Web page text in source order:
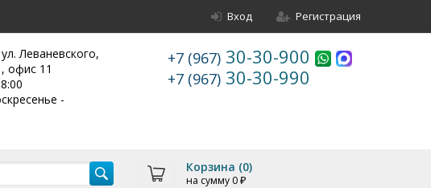
Вход Регистрация
Леваневского,
офис 11
-
+7 (967) 30-30-900
+7 (967) 30-30-990
Корзина (0)
на сумму 0 ₽